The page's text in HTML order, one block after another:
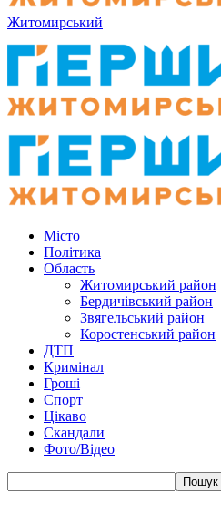
Житомирський
Місто
Політика
Область
Житомирський район
Бердичівський район
Звягельський район
Коростенський район
ДТП
Кримінал
Гроші
Спорт
Цікаво
Скандали
Фото/Відео